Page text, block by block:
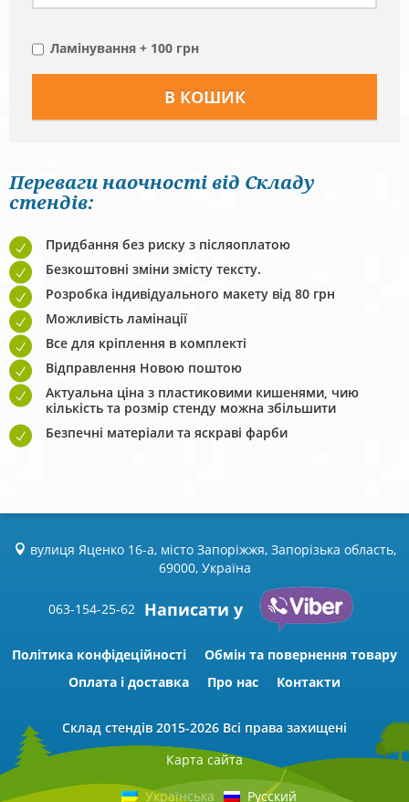
Ламінування + 100 грн
Переваги наочності від Складу
стендів:
Придбання без риску з післяоплатою
Безкоштовні зміни змісту тексту.
Розробка індивідуального макету від 80 грн
Можливість ламінації
Все для кріплення в комплекті
Відправлення Новою поштою
Актуальна ціна з пластиковими кишенями, чию
кількість та розмір стенду можна збільшити
Безпечні матеріали та яскраві фарби
вулиця Яценко 16-а, місто Запоріжжя, Запорізька область,
69000, Україна
063-154-25-62 Написати у
Політика конфідеційності
Обмін та повернення товару
Оплата і доставка
Про нас Контакти
Склад стендів 2015-2026 Всі права захищені
Карта сайта
Українська Русский